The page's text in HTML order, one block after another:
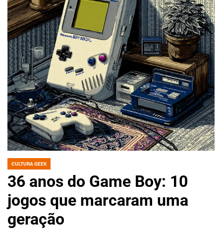
POSTED
CULTURA GEEK
36 anos do Game Boy: 10
jogos que marcaram uma
geração